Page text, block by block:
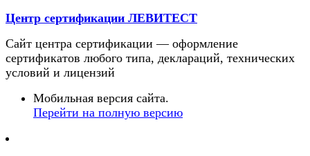
Центр сертификации ЛЕВИТЕСТ
Сайт центра сертификации — оформление
сертификатов любого типа, деклараций, технических
условий и лицензий
Мобильная версия сайта.
Перейти на полную версию